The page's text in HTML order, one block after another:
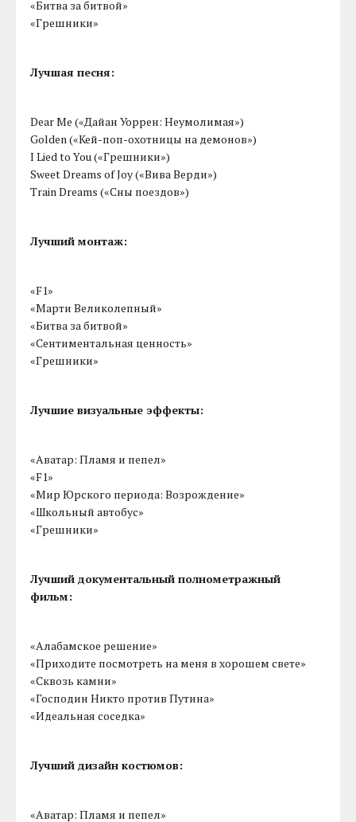
«Битва за битвой»
«Грешники»
Лучшая песня:
Dear Me («Дайан Уоррен: Неумолимая»)
Golden («Кей-поп-охотницы на демонов»)
I Lied to You («Грешники»)
Sweet Dreams of Joy («Вива Верди»)
Train Dreams («Сны поездов»)
Лучший монтаж:
«F1»
«Марти Великолепный»
«Битва за битвой»
«Сентиментальная ценность»
«Грешники»
Лучшие визуальные эффекты:
«Аватар: Пламя и пепел»
«F1»
«Мир Юрского периода: Возрождение»
«Школьный автобус»
«Грешники»
Лучший документальный полнометражный
фильм:
«Алабамское решение»
«Приходите посмотреть на меня в хорошем свете»
«Сквозь камни»
«Господин Никто против Путина»
«Идеальная соседка»
Лучший дизайн костюмов:
«Аватар: Пламя и пепел»